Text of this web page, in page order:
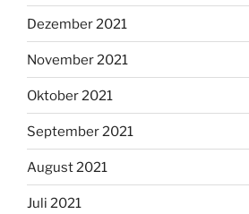
Dezember 2021
November 2021
Oktober 2021
September 2021
August 2021
Juli 2021